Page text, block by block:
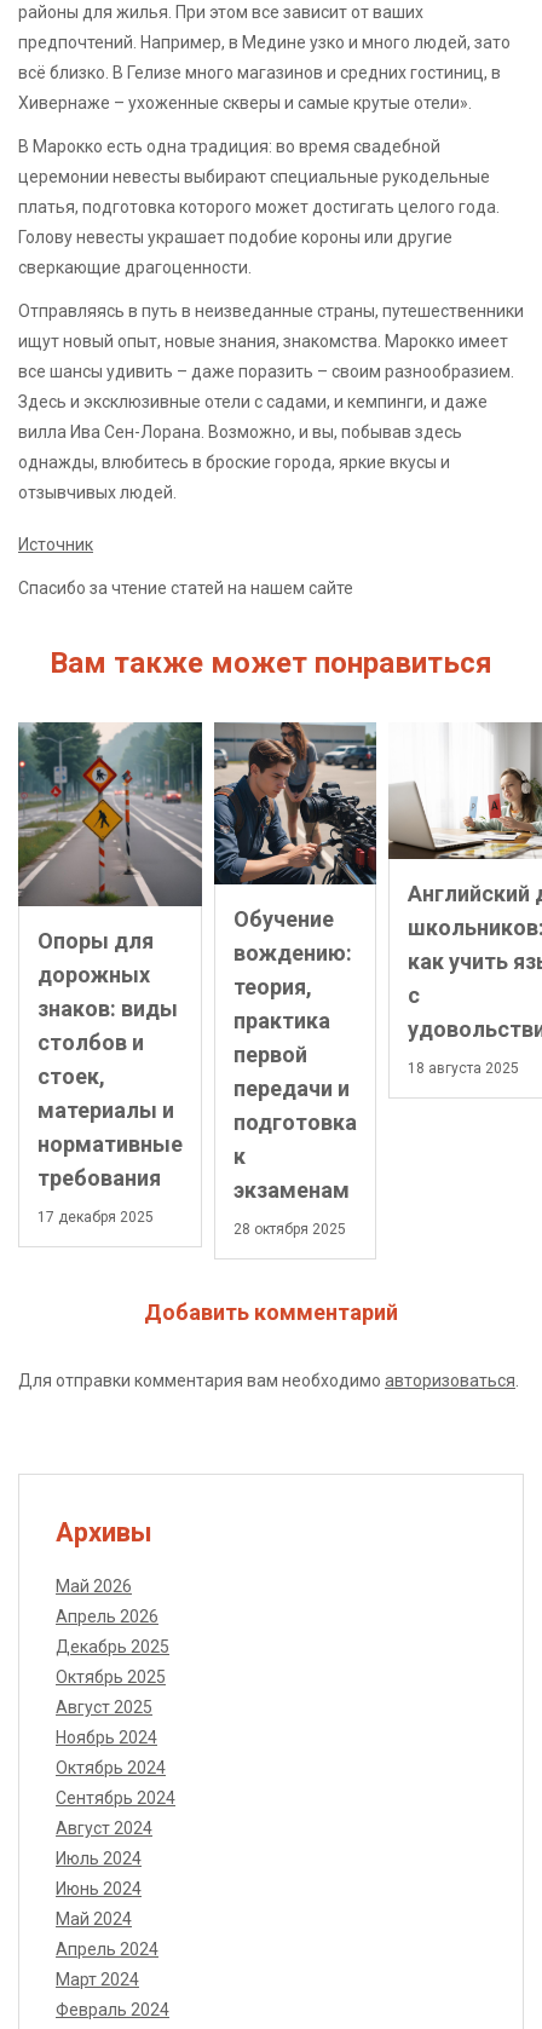
районы для жилья. При этом все зависит от ваших
предпочтений. Например, в Медине узко и много людей, зато
всё близко. В Гелизе много магазинов и средних гостиниц, в
Хивернаже – ухоженные скверы и самые крутые отели».
В Марокко есть одна традиция: во время свадебной
церемонии невесты выбирают специальные рукодельные
платья, подготовка которого может достигать целого года.
Голову невесты украшает подобие короны или другие
сверкающие драгоценности.
Отправляясь в путь в неизведанные страны, путешественники
ищут новый опыт, новые знания, знакомства. Марокко имеет
все шансы удивить – даже поразить – своим разнообразием.
Здесь и эксклюзивные отели с садами, и кемпинги, и даже
вилла Ива Сен-Лорана. Возможно, и вы, побывав здесь
однажды, влюбитесь в броские города, яркие вкусы и
отзывчивых людей.
Источник
Спасибо за чтение статей на нашем сайте
Вам также может понравиться
Опоры для
дорожных
знаков: виды
столбов и
стоек,
материалы и
нормативные
требования
17 декабря 2025
Обучение
вождению:
теория,
практика
первой
передачи и
подготовка
к
экзаменам
28 октября 2025
Английский
как учить
с
18 августа 2025
Добавить комментарий
Для отправки комментария вам необходимо авторизоваться
Архивы
Май 2026
Апрель 2026
Декабрь 2025
Октябрь 2025
Август 2025
Ноябрь 2024
Октябрь 2024
Сентябрь 2024
Август 2024
Июль 2024
Июнь 2024
Май 2024
Апрель 2024
Март 2024
Февраль 2024